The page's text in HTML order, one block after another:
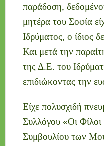
παράδοση,
μητέρα του Σοφία
Ιδρύματος, ο ίδιος
Και μετά την
της Δ.Ε. του
επιδιώκοντας την
Είχε πολυσχιδή
Συλλόγου «Οι
Συμβουλίου των